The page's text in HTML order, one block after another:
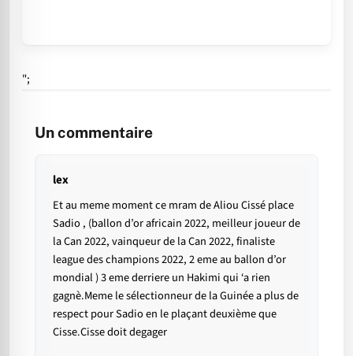
";
Un commentaire
lex
Et au meme moment ce mram de Aliou Cissé place
Sadio , (ballon d’or africain 2022, meilleur joueur de
la Can 2022, vainqueur de la Can 2022, finaliste
league des champions 2022, 2 eme au ballon d’or
mondial ) 3 eme derriere un Hakimi qui ‘a rien
gagnè.Meme le sélectionneur de la Guinée a plus de
respect pour Sadio en le plaçant deuxième que
Cisse.Cisse doit degager